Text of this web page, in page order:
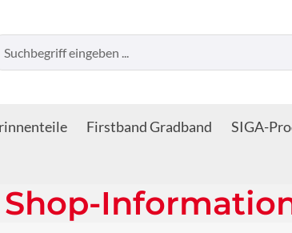
Firstband Gradband SIGA-
Shop-